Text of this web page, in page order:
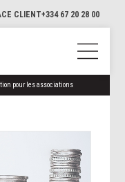
CLIENT+334 67 20 28 00
pour les associations